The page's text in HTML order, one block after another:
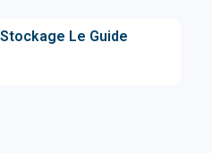
Le Guide